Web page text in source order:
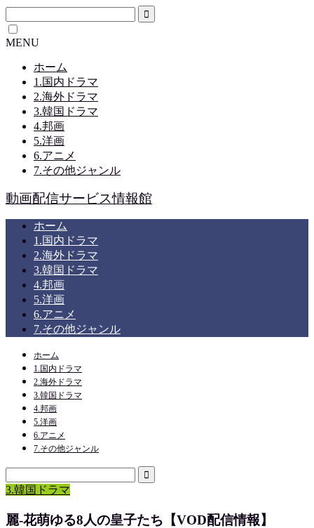
MENU
ホーム
1.国内ドラマ
2.海外ドラマ
3.韓国ドラマ
4.邦画
5.洋画
6.アニメ
7.その他ジャンル
動画配信サービス情報館
ホーム
1.国内ドラマ
2.海外ドラマ
3.韓国ドラマ
4.邦画
5.洋画
6.アニメ
7.その他ジャンル
ホーム
1.国内ドラマ
2.海外ドラマ
3.韓国ドラマ
4.邦画
5.洋画
6.アニメ
7.その他ジャンル
3.韓国ドラマ
麗-花萌ゆる8人の皇子たち【VOD配信情報】